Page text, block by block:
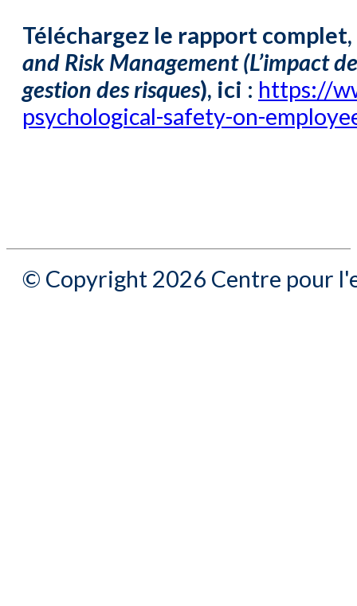
Téléchargez le rapport complet,
and Risk Management (L’impact
gestion des risques), ici : https://
psychological-safety-on-
© Copyright 2026 Centre pour